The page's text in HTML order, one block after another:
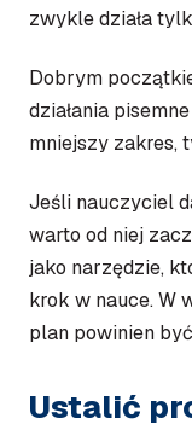
zwykle działa
Dobrym
działania
mniejszy zakres,
Jeśli nauczyciel
warto od niej
jako narzędzie,
krok w nauce. W
plan powinien
Ustalić